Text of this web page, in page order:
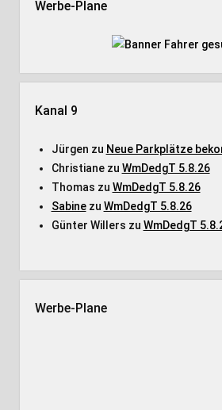
Werbe-Plane
Kanal 9
Jürgen zu Neue Parkplätze
Christianezu WmDedgT 5.8.26
Thomas zu WmDedgT 5.8.26
Sabinezu WmDedgT 5.8.26
Günter Willers zu WmDedgT
Werbe-Plane